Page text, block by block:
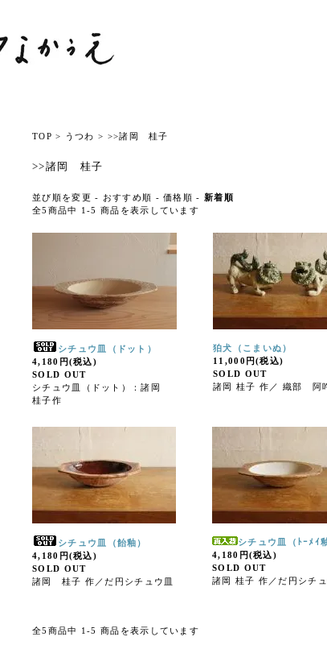
TOP > うつわ > >>諸岡 桂子
>>諸岡 桂子
並び順を変更 - おすすめ順 -価格順 - 新着順
全5商品中 1-5 商品を表示しています
シチュウ皿（ドット）
4,180円(税込)
SOLD OUT
シチュウ皿（ドット）：諸岡
桂子作
狛犬（こまいぬ）
11,000円(税込)
SOLD OUT
諸岡 桂子 作／ 織部 阿
シチュウ皿（飴釉）
4,180円(税込)
SOLD OUT
諸岡 桂子 作／だ円シチュウ皿
シチュウ皿（ﾄｰﾒｲ
4,180円(税込)
SOLD OUT
諸岡 桂子 作／だ円シチュ
全5商品中 1-5 商品を表示しています